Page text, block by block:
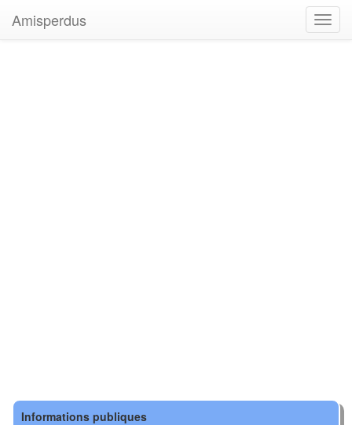
Amisperdus
Informations publiques